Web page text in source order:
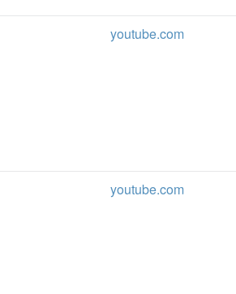
youtube.com
youtube.com